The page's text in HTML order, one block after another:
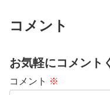
コメント
お気軽にコメント
コメント ※